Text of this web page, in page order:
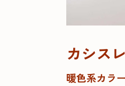
カシス
暖色系カラ